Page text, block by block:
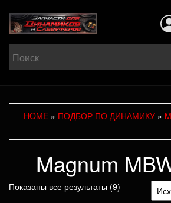
HOME » ПОДБОР ПО ДИНАМИКУ »
Magnum
Показаны все результаты (9)